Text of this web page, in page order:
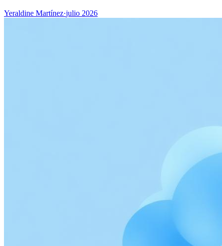
Yeraldine Martínez·julio 2026